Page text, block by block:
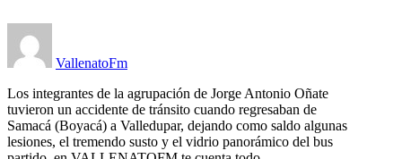
VallenatoFm
Los integrantes de la agrupación de Jorge Antonio Oñate
tuvieron un accidente de tránsito cuando regresaban de
Samacá (Boyacá) a Valledupar, dejando como saldo algunas
lesiones, el tremendo susto y el vidrio panorámico del bus